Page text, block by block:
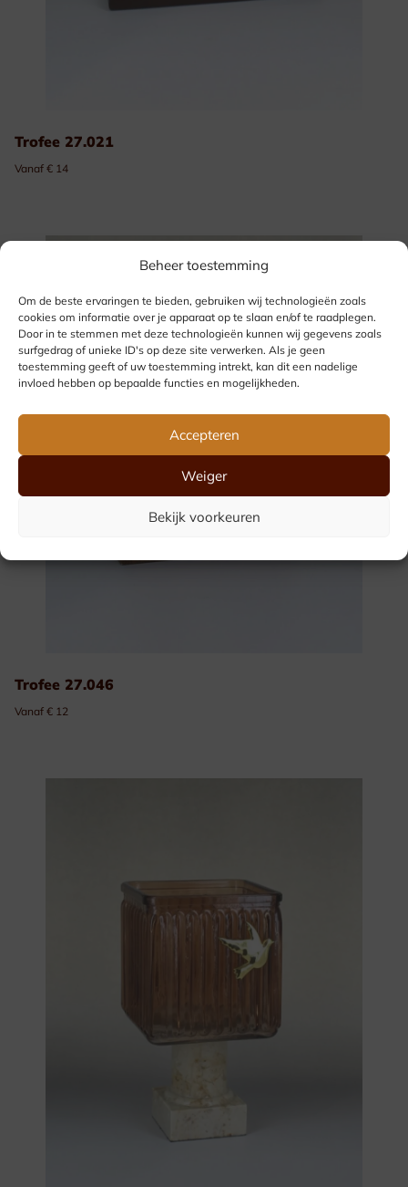
Beheer toestemming
Om de beste ervaringen te bieden, gebruiken wij technologieën zoals
cookies om informatie over je apparaat op te slaan en/of te raadplegen.
Door in te stemmen met deze technologieën kunnen wij gegevens zoals
surfgedrag of unieke ID's op deze site verwerken. Als je geen
toestemming geeft of uw toestemming intrekt, kan dit een nadelige
invloed hebben op bepaalde functies en mogelijkheden.
Accepteren
Weiger
Bekijk voorkeuren
Trofee 27.021
Vanaf € 14
Trofee 27.046
Vanaf € 12